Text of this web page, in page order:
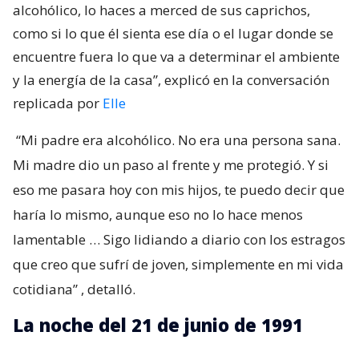
alcohólico, lo haces a merced de sus caprichos,
como si lo que él sienta ese día o el lugar donde se
encuentre fuera lo que va a determinar el ambiente
y la energía de la casa”, explicó en la conversación
replicada por Elle
“Mi padre era alcohólico. No era una persona sana.
Mi madre dio un paso al frente y me protegió. Y si
eso me pasara hoy con mis hijos, te puedo decir que
haría lo mismo, aunque eso no lo hace menos
lamentable … Sigo lidiando a diario con los estragos
que creo que sufrí de joven, simplemente en mi vida
cotidiana” , detalló.
La noche del 21 de junio de 1991